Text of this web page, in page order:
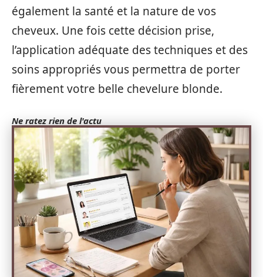
également la santé et la nature de vos
cheveux. Une fois cette décision prise,
l’application adéquate des techniques et des
soins appropriés vous permettra de porter
fièrement votre belle chevelure blonde.
Ne ratez rien de l'actu